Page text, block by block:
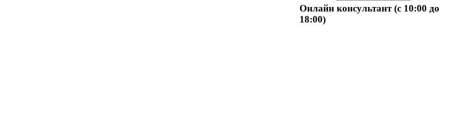
Онлайн консультант (с 10:00 до
18:00)